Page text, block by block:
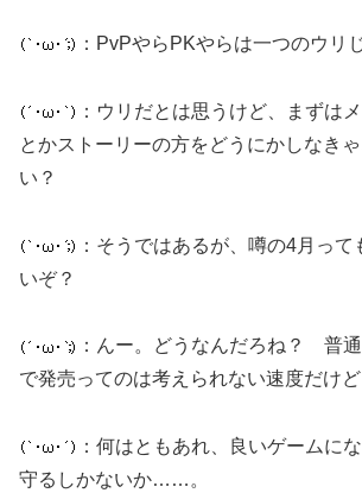
：PvPやらPKやらは一つのウリ
：ウリだとは思うけど、まずは
とかストーリーの方をどうにかしなき
い？
：そうではあるが、噂の4月っ
いぞ？
：んー。どうなんだろね？ 普
で発売ってのは考えられない速度だけ
：何はともあれ、良いゲームに
守るしかないか……。